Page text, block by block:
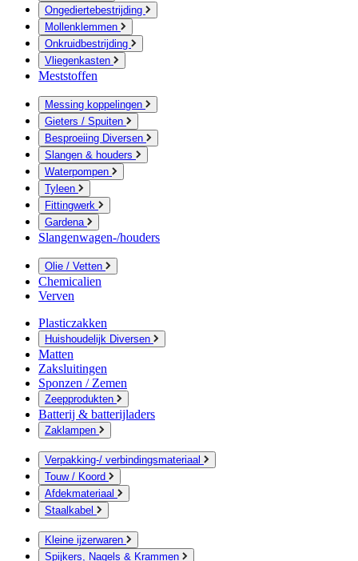
Ongediertebestrijding
Mollenklemmen
Onkruidbestrijding
Vliegenkasten
Meststoffen
Messing koppelingen
Gieters / Spuiten
Besproeiing Diversen
Slangen & houders
Waterpompen
Tyleen
Fittingwerk
Gardena
Slangenwagen-/houders
Olie / Vetten
Chemicalien
Verven
Plasticzakken
Huishoudelijk Diversen
Matten
Zaksluitingen
Sponzen / Zemen
Zeepprodukten
Batterij & batterijladers
Zaklampen
Verpakking-/ verbindingsmateriaal
Touw / Koord
Afdekmateriaal
Staalkabel
Kleine ijzerwaren
Spijkers, Nagels & Krammen